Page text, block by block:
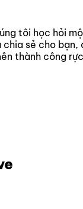
tôi học hỏi
sẻ cho bạn,
thành công